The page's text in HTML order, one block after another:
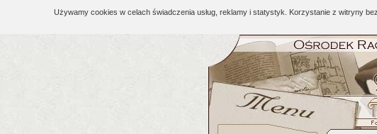
Używamy cookies w celach świadczenia usług, reklamy i statystyk. Korzystanie z witryny